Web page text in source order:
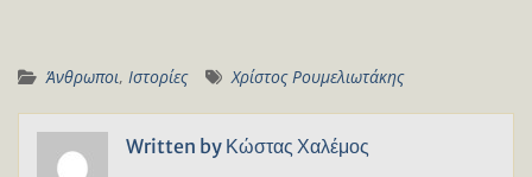
Άνθρωποι, Ιστορίες Χρίστος Ρουμελιωτάκης
Written by Κώστας Χαλέμος